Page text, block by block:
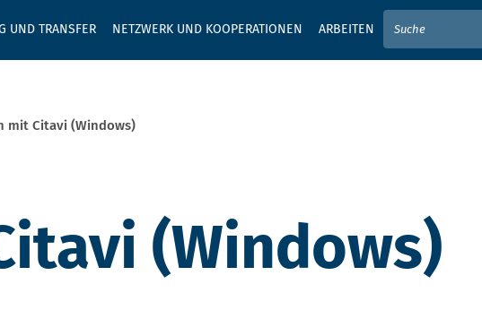
UND TRANSFER NETZWERK UND KOOPERATIONEN ARBEITEN
GEBEN SIE HIER IHREN SUCHBEGRIFF EIN
mit Citavi (Windows)
(Windows)